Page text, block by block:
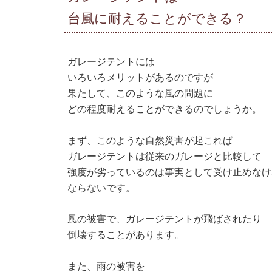
台風に耐えることができる？
ガレージテントには
いろいろメリットがあるのですが
果たして、このような風の問題に
どの程度耐えることができるのでしょうか。
まず、このような自然災害が起これば
ガレージテントは従来のガレージと比較して
強度が劣っているのは事実として受け止めな
ならないです。
風の被害で、ガレージテントが飛ばされたり
倒壊することがあります。
また、雨の被害を